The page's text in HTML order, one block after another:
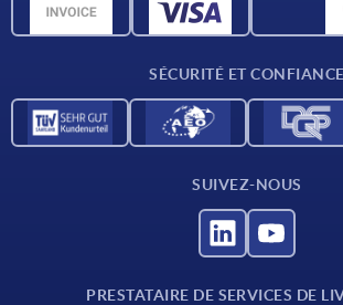
Données CAO
SÉCURITÉ ET CONFIANCE
SUIVEZ-NOUS
PRESTATAIRE DE SERVICES DE